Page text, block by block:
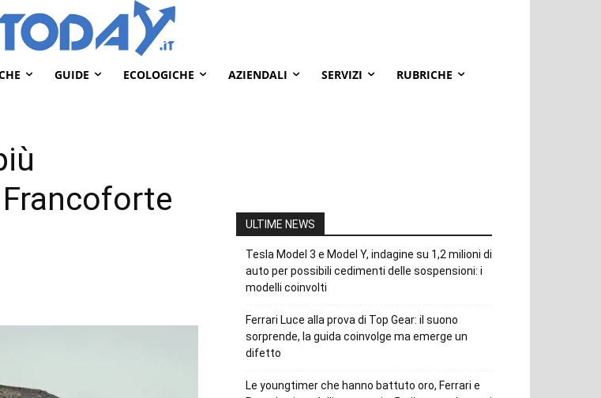
GUIDE ECOLOGICHE AZIENDALI SERVIZI RUBRICHE
ULTIME NEWS
Tesla Model 3 e Model Y, indagine su 1,2 milioni di
auto per possibili cedimenti delle sospensioni: i
modelli coinvolti
Ferrari Luce alla prova di Top Gear: il suono
sorprende, la guida coinvolge ma emerge un
difetto
Le youngtimer che hanno battuto oro, Ferrari e